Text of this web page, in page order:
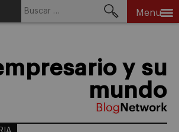
Menu
y su
mundo